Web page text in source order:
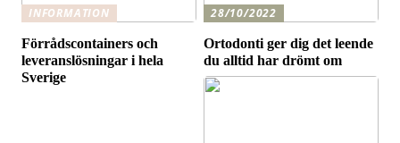
INFORMATION
Förrådscontainers och
leveranslösningar i hela
Sverige
28/10/2022
Ortodonti ger dig det leende
du alltid har drömt om